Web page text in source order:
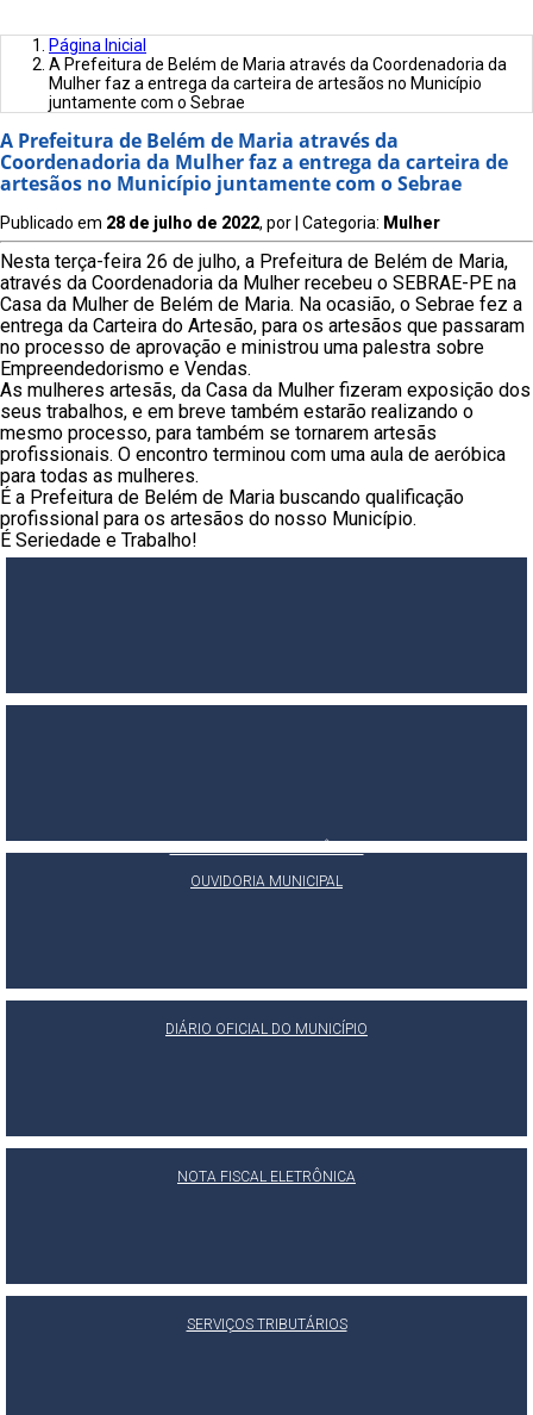
Página Inicial
A Prefeitura de Belém de Maria através da Coordenadoria da
Mulher faz a entrega da carteira de artesãos no Município
juntamente com o Sebrae
A Prefeitura de Belém de Maria através da
Coordenadoria da Mulher faz a entrega da carteira de
artesãos no Município juntamente com o Sebrae
Publicado em 28 de julho de 2022, por | Categoria: Mulher
Nesta terça-feira 26 de julho, a Prefeitura de Belém de Maria,
através da Coordenadoria da Mulher recebeu o SEBRAE-PE na
Casa da Mulher de Belém de Maria. Na ocasião, o Sebrae fez a
entrega da Carteira do Artesão, para os artesãos que passaram
no processo de aprovação e ministrou uma palestra sobre
Empreendedorismo e Vendas.
As mulheres artesãs, da Casa da Mulher fizeram exposição dos
seus trabalhos, e em breve também estarão realizando o
mesmo processo, para também se tornarem artesãs
profissionais. O encontro terminou com uma aula de aeróbica
para todas as mulheres.
É a Prefeitura de Belém de Maria buscando qualificação
profissional para os artesãos do nosso Município.
É Seriedade e Trabalho!
OUVIDORIA MUNICIPAL
DIÁRIO OFICIAL DO MUNICÍPIO
NOTA FISCAL ELETRÔNICA
SERVIÇOS TRIBUTÁRIOS